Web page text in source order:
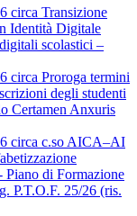
circa Transizione
Identità Digitale
scolastici –
circa Proroga termini
degli studenti
Certamen Anxuris
circa c.so AICA–AI
di Formazione
P.T.O.F. 25/26 (ris.